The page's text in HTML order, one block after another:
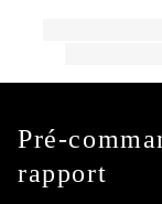
Pré-
rapport